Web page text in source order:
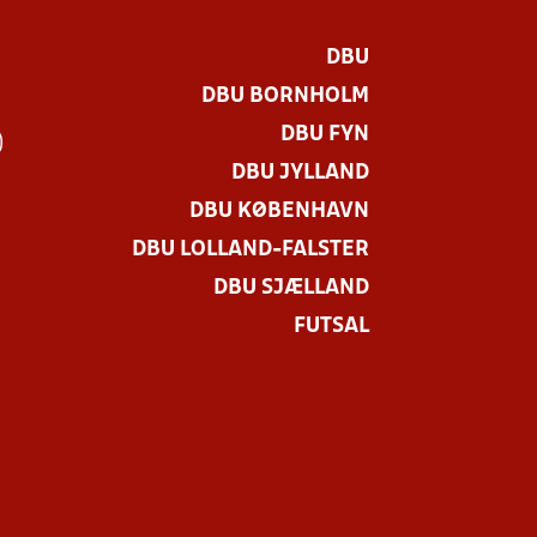
DBU
DBU BORNHOLM
DBU FYN
DBU JYLLAND
DBU KØBENHAVN
DBU LOLLAND-FALSTER
DBU SJÆLLAND
FUTSAL